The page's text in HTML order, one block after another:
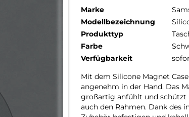
Marke
Modellbezeichnung
Produkttyp
Farbe
Verfügbarkeit
Mit dem Silicone Magnet
angenehm in der Hand. Das
großartig anfühlt und schützt
auch den Rahmen. Dank des